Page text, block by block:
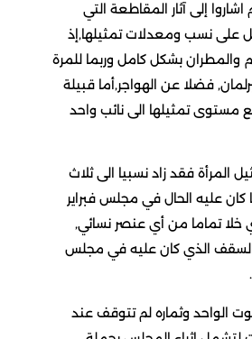
إلى آثار المقاطعة التي
نسب ومعدلات تمثيلها,إذ
بشكل كامل وربما للمرة
فضلا عن الهواجر,أما قبيلة
تمثيلها الى نائب واحد
فقد زاد نسبيا الى ثلاث
الحال في مجلس فبراير
تماما من أي عنصر نسائي,
الذي كان عليه في مجلس
وثماره لم تتوقف عند